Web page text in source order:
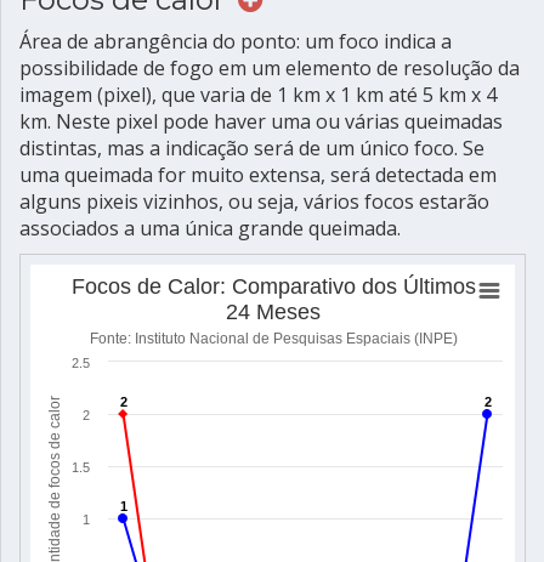
Área de abrangência do ponto: um foco indica a
possibilidade de fogo em um elemento de resolução da
imagem (pixel), que varia de 1 km x 1 km até 5 km x 4
km. Neste pixel pode haver uma ou várias queimadas
distintas, mas a indicação será de um único foco. Se
uma queimada for muito extensa, será detectada em
alguns pixeis vizinhos, ou seja, vários focos estarão
associados a uma única grande queimada.